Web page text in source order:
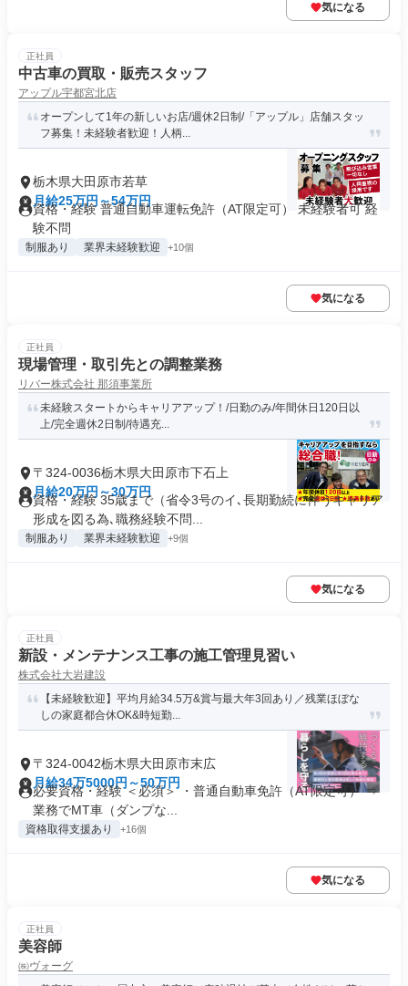
気になる
正社員
中古車の買取・販売スタッフ
アップル宇都宮北店
オープンして1年の新しいお店/週休2日制/「アップル」店舗スタッ
フ募集！未経験者歓迎！人柄...
栃木県大田原市若草
月給25万円～54万円
資格・経験 普通自動車運転免許（AT限定可） 未経験者可 経
験不問
制服あり 業界未経験歓迎 +10個
気になる
正社員
現場管理・取引先との調整業務
リバー株式会社 那須事業所
未経験スタートからキャリアアップ！/日勤のみ/年間休日120日以
上/完全週休2日制/待遇充...
〒324-0036栃木県大田原市下石上
月給20万円～30万円
資格・経験 35歳まで（省令3号のイ､長期勤続に伴うキャリア
形成を図る為､職務経験不問...
制服あり 業界未経験歓迎 +9個
気になる
正社員
新設・メンテナンス工事の施工管理見習い
株式会社大岩建設
【未経験歓迎】平均月給34.5万&賞与最大年3回あり／残業ほぼな
しの家庭都合休OK&時短勤...
〒324-0042栃木県大田原市末広
月給34万5000円～50万円
必要資格・経験 ＜必須＞ ・普通自動車免許（AT限定可） ⇒
業務でMT車（ダンプな...
資格取得支援あり +16個
気になる
正社員
美容師
㈱ヴォーグ